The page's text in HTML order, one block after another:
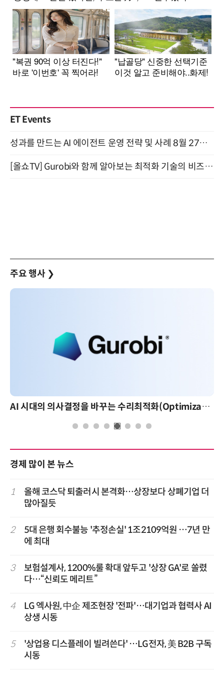
ET Events
성과를 만드는 AI 에이전트 운영 전략 및 사례 8월 27일 개최
[올쇼TV] Gurobi와 함께 알아보는 최적화 기술의 비즈니스 활용 (8월 20일 생방송)
주요 행사 ❯
AI 시대의 의사결정을 바꾸는 수리최적화(Optimization): 실제 산업 적용 사례와 활용 전략
경제 많이 본 뉴스
1
올해 코스닥 퇴출러시 본격화…상장보다 상폐기업 더
많아질듯
2
5대 은행 회수불능 '추정손실' 1조2109억원 …7년 만
에 최대
3
보험설계사, 1200%룰 확대 앞두고 '상장 GA'로 쏠렸
다…“신뢰도 메리트”
4
LG 엑사원, 中企 제조현장 '전파'…대기업과 협력사 AI
상생 시동
5
'상업용 디스플레이 빌려쓴다' …LG전자, 美 B2B 구독
시동